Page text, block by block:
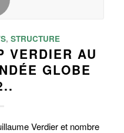
, STRUCTURE
VERDIER AU
GLOBE
Verdier et nombre